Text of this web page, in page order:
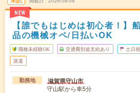
NEW
【誰でもはじめは初心者！】
品の機械オペ/日払いOK
職種未経験OK 交通費別途支給あり 土日
派遣
勤務地 滋賀県守山市
守山駅から車5分